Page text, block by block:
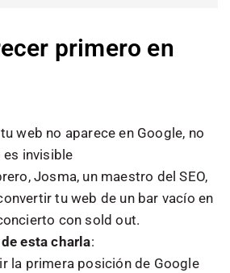
primero en
web no aparece en Google, no
es invisible
Josma, un maestro del SEO,
tu web de un bar vacío en
con sold out.
esta charla:
la primera posición de Google